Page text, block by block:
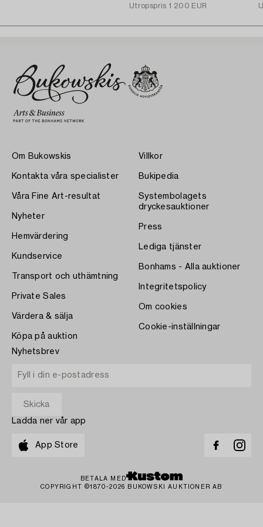
Utropspris 1 200 EUR
Om Bukowskis
Kontakta våra specialister
Våra Fine Art-resultat
Nyheter
Hemvärdering
Kundservice
Transport och uthämtning
Private Sales
Värdera & sälja
Köpa på auktion
Villkor
Bukipedia
Systembolagets
dryckesauktioner
Press
Lediga tjänster
Bonhams - Alla auktioner
Integritetspolicy
Om cookies
Cookie-inställningar
Nyhetsbrev
Ladda ner vår app
App Store
BETALA MED
COPYRIGHT ©1870-2026 BUKOWSKI AUKTIONER AB